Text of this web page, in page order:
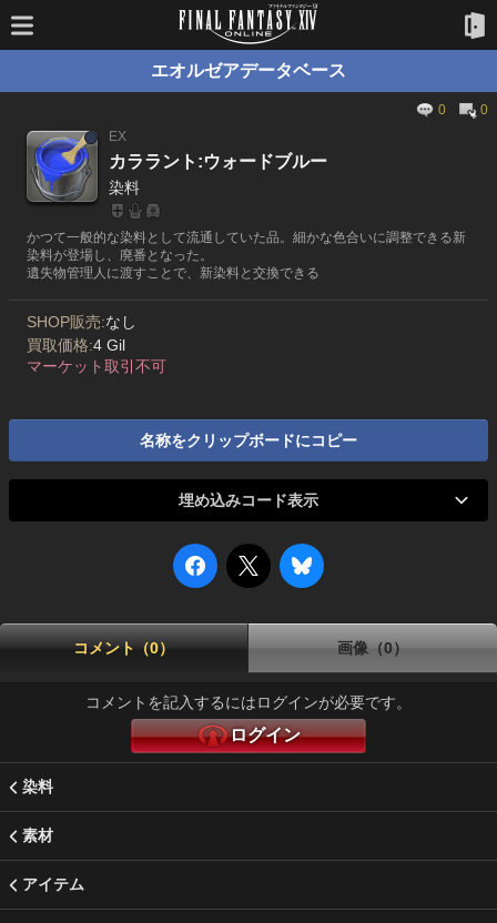
エオルゼアデータベース
0
0
EX
カララント:ウォードブルー
染料
かつて一般的な染料として流通していた品。細かな色合いに調整できる新
染料が登場し、廃番となった。
遺失物管理人に渡すことで、新染料と交換できる
SHOP販売:なし
買取価格:4 Gil
マーケット取引不可
名称をクリップボードにコピー
埋め込みコード表示
コメント（0） 画像（0）
コメントを記入するにはログインが必要です。
ログイン
染料
素材
アイテム